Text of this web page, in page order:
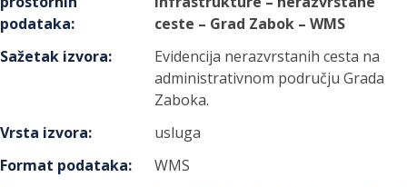
podataka:
ceste – Grad Zabok – WMS
Sažetak izvora:
Evidencija nerazvrstanih cesta na
administrativnom području Grada
Zaboka.
Vrsta izvora:
usluga
Format podataka:
WMS